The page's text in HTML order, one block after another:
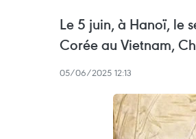
Le 5 juin, à Hanoï, le
Corée au Vietnam,
05/06/2025 12:13